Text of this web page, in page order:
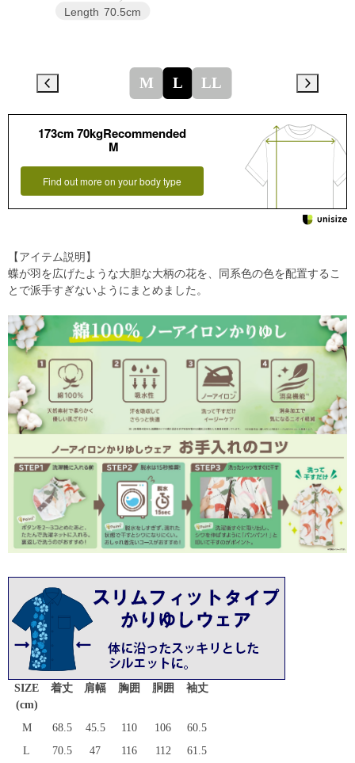
Length 70.5cm
M L LL
173cm 70kgRecommended
M
Find out more on your body type
【アイテム説明】
蝶が羽を広げたような大胆な大柄の花を、同系色の色を配置するこ
とで派手すぎないようにまとめました。
SIZE
(cm)
着丈 肩幅 胸囲 胴囲 袖丈
M 68.5 45.5 110 106
60.5
L
70.5 47 116 112
61.5